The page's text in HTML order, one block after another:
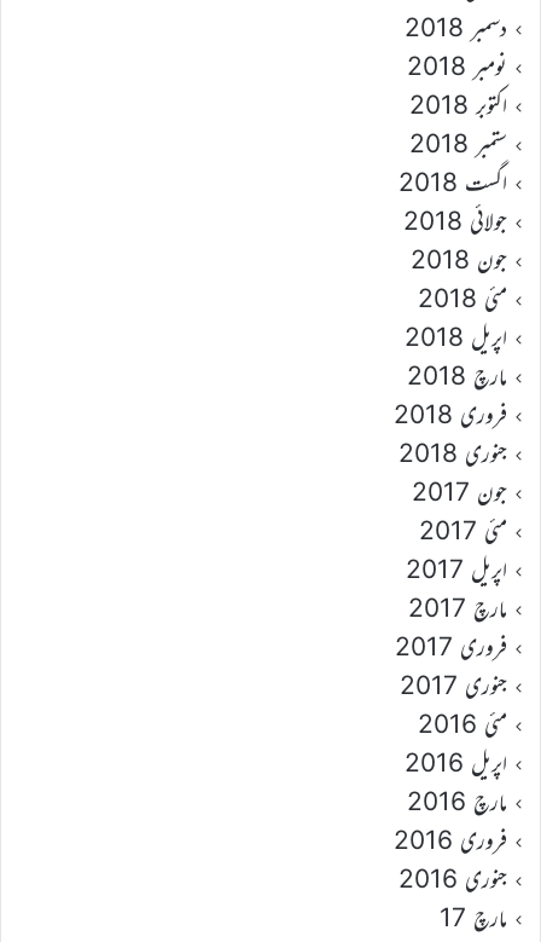
دسمبر 2018
نومبر 2018
اکتوبر 2018
ستمبر 2018
اگست 2018
جولائی 2018
جون 2018
مئی 2018
اپریل 2018
مارچ 2018
فروری 2018
جنوری 2018
جون 2017
مئی 2017
اپریل 2017
مارچ 2017
فروری 2017
جنوری 2017
مئی 2016
اپریل 2016
مارچ 2016
فروری 2016
جنوری 2016
مارچ 17